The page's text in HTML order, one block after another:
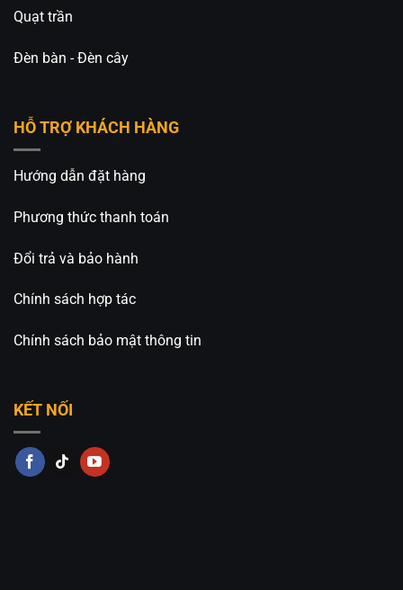
Quạt trần
Đèn bàn - Đèn cây
HỖ TRỢ KHÁCH HÀNG
Hướng dẫn đặt hàng
Phương thức thanh toán
Đổi trả và bảo hành
Chính sách hợp tác
Chính sách bảo mật thông tin
KẾT NỐI